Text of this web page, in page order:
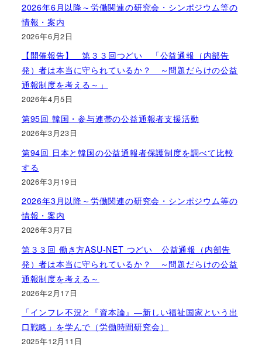
2026年6月以降～労働関連の研究会・シンポジウム等の
情報・案内
2026年6月2日
【開催報告】 第３３回つどい 「公益通報（内部告
発）者は本当に守られているか？ ～問題だらけの公益
通報制度を考える～」
2026年4月5日
第95回 韓国・参与連帯の公益通報者支援活動
2026年3月23日
第94回 日本と韓国の公益通報者保護制度を調べて比較
する
2026年3月19日
2026年3月以降～労働関連の研究会・シンポジウム等の
情報・案内
2026年3月7日
第３３回 働き方ASU-NET つどい 公益通報（内部告
発）者は本当に守られているか？ ～問題だらけの公益
通報制度を考える～
2026年2月17日
「インフレ不況と『資本論』―新しい福祉国家という出
口戦略」を学んで（労働時間研究会）
2025年12月11日